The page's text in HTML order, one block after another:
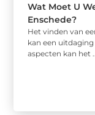
Wat Moet U
Enschede?
Het vinden van
kan een
aspecten kan het ...